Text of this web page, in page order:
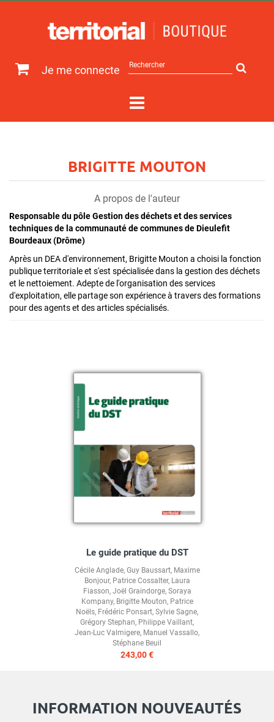
Je me connecte
sur
BRIGITTE MOUTON
A propos de l'auteur
Responsable du pôle Gestion des déchets et des services
techniques de la communauté de communes de Dieulefit
Bourdeaux (Drôme)
Après un DEA d'environnement, Brigitte Mouton a choisi la fonction
publique territoriale et s'est spécialisée dans la gestion des déchets
et le nettoiement. Adepte de l'organisation des services
d'exploitation, elle partage son expérience à travers des formations
pour des agents et des articles spécialisés.
Le guide pratique du DST
Cécile Anglade, Guy Baussart, Maxime
Bonjour, Patrice Cossalter, Laura
Fiasson, Joël Graindorge, Soraya
Kompany, Brigitte Mouton, Patrice
Noëls, Frédéric Ponsart, Sylvie Sagne,
Grégory Stephan, Philippe Vaillant,
Jean-Luc Valmigere, Manuel Vassallo,
Stéphane Beuil
243,00 €
INFORMATION NOUVEAUTÉS